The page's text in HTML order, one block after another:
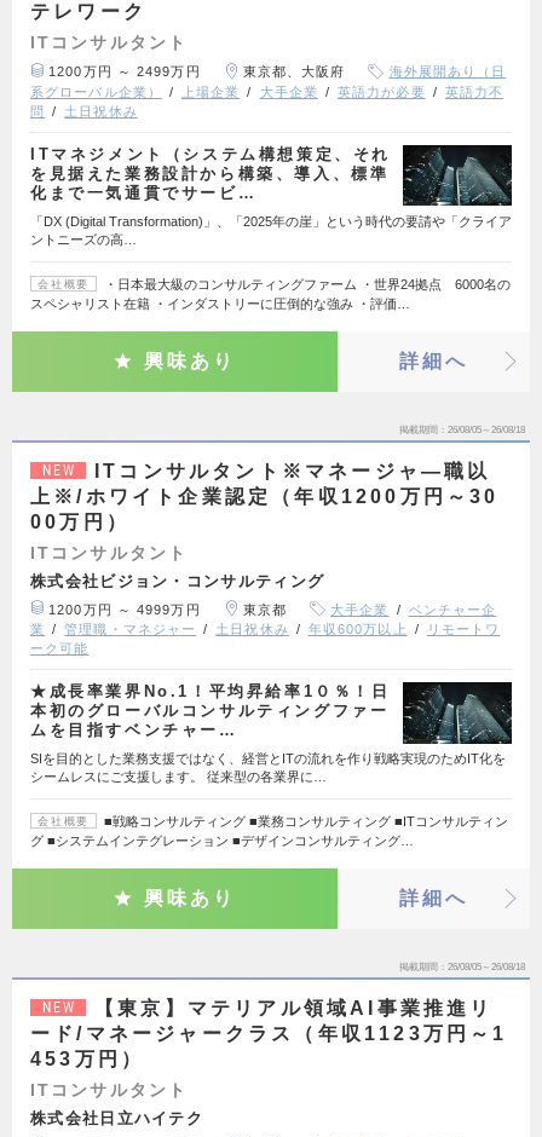
テレワーク
ITコンサルタント
1200万円 ～ 2499万円 東京都、大阪府
海外展開あり（日
系グローバル企業）
上場企業 大手企業 英語力が必要
英語力不
問
土日祝休み
ITマネジメント（システム構想策定、それ
を見据えた業務設計から構築、導入、標準
化まで一気通貫でサービ…
「DX (Digital Transformation)」、「2025年の崖」という時代の要請や「クライア
ントニーズの高…
会社概要
・日本最大級のコンサルティングファーム ・世界24拠点 6000名の
スペシャリスト在籍 ・インダストリーに圧倒的な強み ・評価…
興味あり 詳細へ
掲載期間 26/08/05～26/08/18
NEW
ITコンサルタント※マネージャ―職以
上※/ホワイト企業認定（年収1200万円～30
00万円）
ITコンサルタント
株式会社ビジョン・コンサルティング
1200万円 ～ 4999万円 東京都 大手企業
ベンチャー企
業
管理職・マネジャー 土日祝休み 年収600万以上
リモートワ
ーク可能
★成長率業界No.1！平均昇給率1０％！日
本初のグローバルコンサルティングファー
ムを目指すベンチャー…
SIを目的とした業務支援ではなく、経営とITの流れを作り戦略実現のためIT化を
シームレスにご支援します。 従来型の各業界に…
会社概要
■戦略コンサルティング ■業務コンサルティング ■ITコンサルティン
グ ■システムインテグレーション ■デザインコンサルティング…
興味あり 詳細へ
掲載期間 26/08/05～26/08/18
NEW
【東京】マテリアル領域AI事業推進リ
ード/マネージャークラス（年収1123万円～1
453万円）
ITコンサルタント
株式会社日立ハイテク